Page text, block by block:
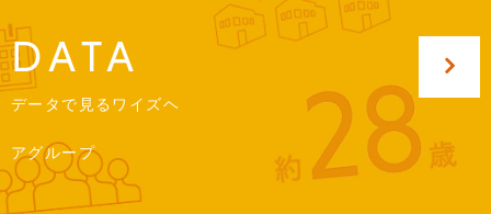
DATA
データで見るワイズヘ
アグループ